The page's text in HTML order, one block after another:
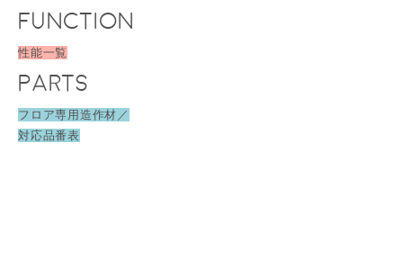
FUNCTION
性能一覧
PARTS
フロア専用造作材／
対応品番表